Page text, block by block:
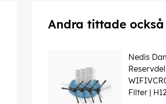
Andra tittade
Nedis
Filter |